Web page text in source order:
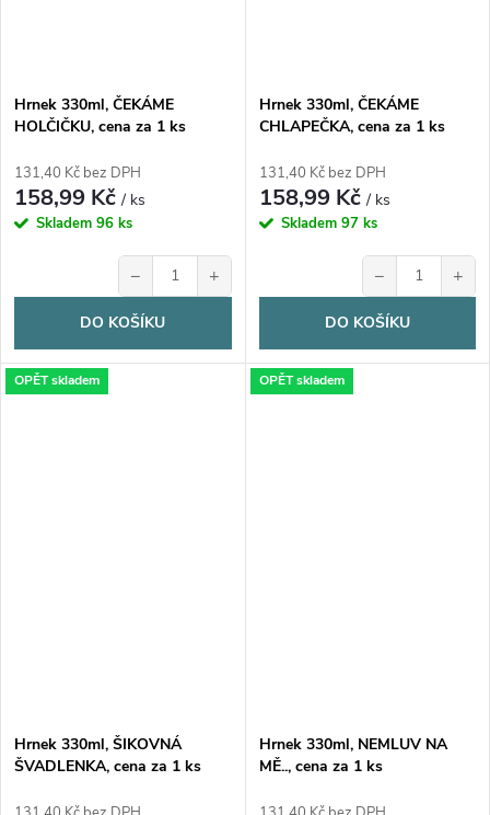
Hrnek 330ml, ČEKÁME
HOLČIČKU, cena za 1 ks
131,40 Kč bez DPH
158,99 Kč/ ks
Skladem 96 ks
− +
DO KOŠÍKU
Hrnek 330ml, ČEKÁME
CHLAPEČKA, cena za 1 ks
131,40 Kč bez DPH
158,99 Kč/ ks
Skladem 97 ks
− +
DO KOŠÍKU
OPĚT skladem
Hrnek 330ml, ŠIKOVNÁ
ŠVADLENKA, cena za 1 ks
OPĚT skladem
Hrnek 330ml, NEMLUV NA
MĚ.., cena za 1 ks